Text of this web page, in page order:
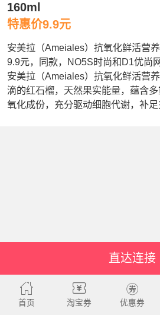
160ml
特惠价9.9元
安美拉（Ameiales）抗氧化鲜活营
9.9元，同款，NO5S时尚和D1优尚
安美拉（Ameiales）抗氧化鲜活营
滴的红石榴，天然果实能量，蕴含
氧化成份，充分驱动细胞代谢，补足
直达连接
首页 淘宝券 优惠券